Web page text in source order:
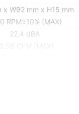
x W92 mm x H15 mm
RPM±10% (MAX)
22.4 dBA